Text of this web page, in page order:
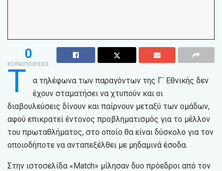
0
ΚΟΙΝΟΠΟΙΗΣΕΙΣ
Τ
α τηλέφωνα των παραγόντων της Γ΄ Εθνικής δεν
έχουν σταματήσει να χτυπούν και οι
διαβουλεύσεις δίνουν και παίρνουν μεταξύ των ομάδων,
αφού επικρατεί έντονος προβληματισμός για το μέλλον
του πρωταθλήματος, στο οποίο θα είναι δύσκολο για τον
οποιοδήποτε να ανταπεξέλθει με μηδαμινά έσοδα.
Στην ιστοσελίδα «Match» μίλησαν δυο πρόεδροι από τον